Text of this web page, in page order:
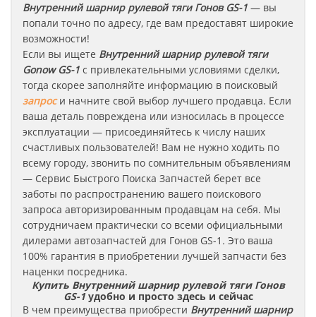
Внутренний шарнир рулевой тягиГоновGS-1 — вы
попали точно по адресу, где вам предоставят широкие
возможности!
Если вы ищете Внутренний шарнир рулевой тяги
GonowGS-1 с привлекательными условиями сделки,
тогда скорее заполняйте информацию в поисковый
запроси начните свой выбор лучшего продавца. Если
ваша деталь повреждена или износилась в процессе
эксплуатации — присоединяйтесь к числу наших
счастливых пользователей! Вам не нужно ходить по
всему городу, звонить по сомнительным объявлениям
— Сервис Быстрого Поиска Запчастей берет все
заботы по распространению вашего поискового
запроса авторизированным продавцам на себя. Мы
сотрудничаем практически со всеми официальными
дилерами автозапчастей для Гонов GS-1 . Это ваша
100% гарантия в приобретении лучшей запчасти без
наценки посредника.
Купить Внутренний шарнир рулевой тяги Гонов
GS-1 удобно и просто здесь и сейчас
В чем преимущества приобрести Внутренний шарнир